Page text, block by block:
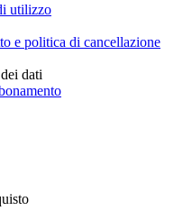
utilizzo
e politica di cancellazione
dati